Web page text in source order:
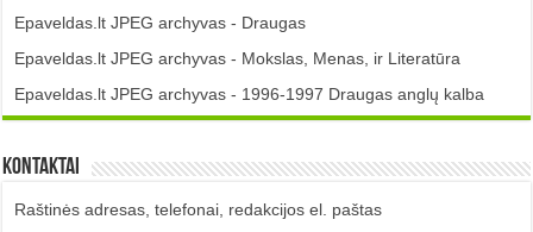
Epaveldas.lt JPEG archyvas - Draugas
Epaveldas.lt JPEG archyvas - Mokslas, Menas, ir Literatūra
Epaveldas.lt JPEG archyvas - 1996-1997 Draugas anglų kalba
Kontaktai
Raštinės adresas, telefonai, redakcijos el. paštas